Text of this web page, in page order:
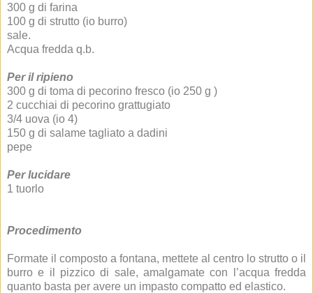
300 g di farina
100 g di strutto (io burro)
sale.
Acqua fredda q.b.
Per il ripieno
300 g di toma di pecorino fresco (io 250 g )
2 cucchiai di pecorino grattugiato
3/4 uova (io 4)
150 g di salame tagliato a dadini
pepe
Per lucidare
1 tuorlo
Procedimento
Formate il composto a fontana, mettete al centro lo strutto o il
burro e il pizzico di sale, amalgamate con l’acqua fredda
quanto basta per avere un impasto compatto ed elastico.